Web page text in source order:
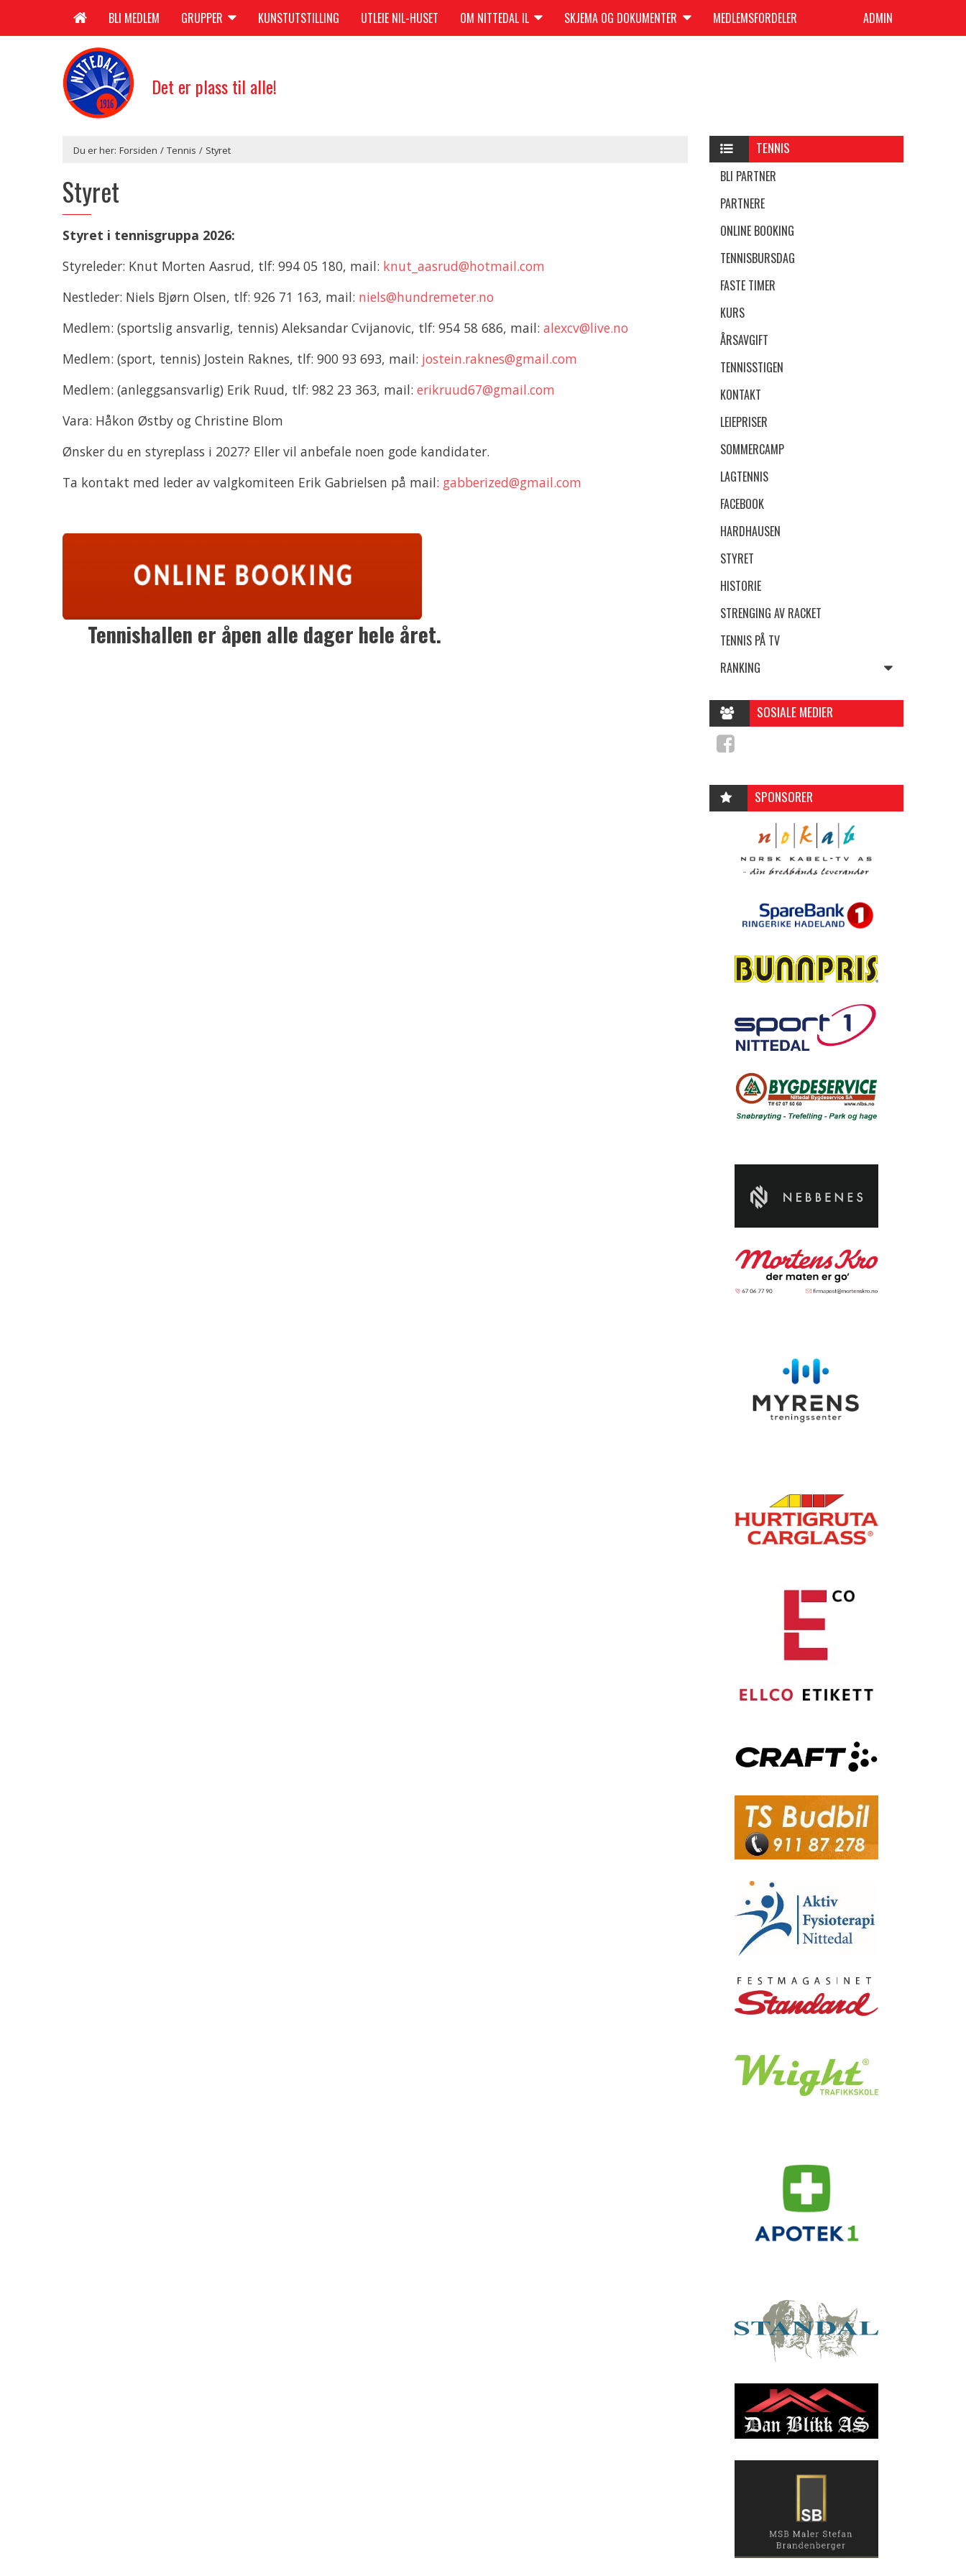
BLI MEDLEM GRUPPER KUNSTUTSTILLING UTLEIE NIL-HUSET OM NITTEDAL IL SKJEMA OG DOKUMENTER MEDLEMSFORDELER ADMIN
Det er plass til alle!
Du er her: Forsiden / Tennis / Styret
Styret
Styret i tennisgruppa 2026:
Styreleder: Knut Morten Aasrud, tlf: 994 05 180, mail: knut_aasrud@hotmail.com
Nestleder: Niels Bjørn Olsen, tlf: 926 71 163, mail: niels@hundremeter.no
Medlem: (sportslig ansvarlig, tennis) Aleksandar Cvijanovic, tlf: 954 58 686, mail: alexcv@live.no
Medlem: (sport, tennis) Jostein Raknes, tlf: 900 93 693, mail: jostein.raknes@gmail.com
Medlem: (anleggsansvarlig) Erik Ruud, tlf: 982 23 363, mail: erikruud67@gmail.com
Vara: Håkon Østby og Christine Blom
Ønsker du en styreplass i 2027? Eller vil anbefale noen gode kandidater.
Ta kontakt med leder av valgkomiteen Erik Gabrielsen på mail: gabberized@gmail.com
Tennishallen er åpen alle dager hele året.
TENNIS
BLI PARTNER
PARTNERE
ONLINE BOOKING
TENNISBURSDAG
FASTE TIMER
KURS
ÅRSAVGIFT
TENNISSTIGEN
KONTAKT
LEIEPRISER
SOMMERCAMP
LAGTENNIS
FACEBOOK
HARDHAUSEN
STYRET
HISTORIE
STRENGING AV RACKET
TENNIS PÅ TV
RANKING
SOSIALE MEDIER
SPONSORER